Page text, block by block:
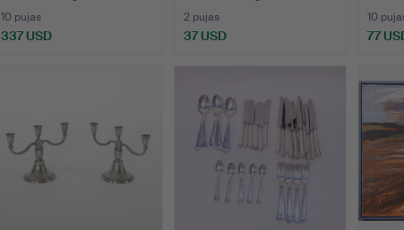
10 pujas
337 USD
2 pujas
37 USD
10
77